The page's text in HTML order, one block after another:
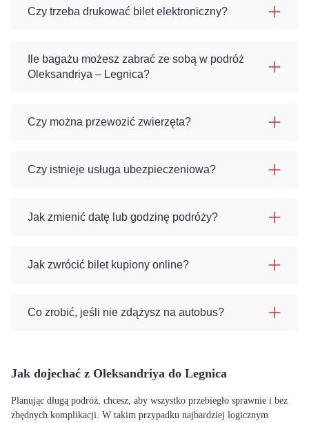
Czy trzeba drukować bilet elektroniczny?
Ile bagażu możesz zabrać ze sobą w podróż
Oleksandriya – Legnica?
Czy można przewozić zwierzęta?
Czy istnieje usługa ubezpieczeniowa?
Jak zmienić datę lub godzinę podróży?
Jak zwrócić bilet kupiony online?
Co zrobić, jeśli nie zdążysz na autobus?
Jak dojechać z Oleksandriya do Legnica
Planując długą podróż, chcesz, aby wszystko przebiegło sprawnie i bez
zbędnych komplikacji. W takim przypadku najbardziej logicznym